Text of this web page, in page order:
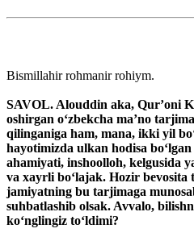
Bismillahir rohmanir rohiym.
SAVOL. Alouddin aka, Qur’oni
oshirgan o‘zbekcha ma’no
qilinganiga ham, mana, ikki yil
hayotimizda ulkan hodisa
ahamiyati, inshoolloh, kelgusida
va xayrli bo‘lajak. Hozir bevosita
jamiyatning bu tarjimaga
suhbatlashib olsak. Avvalo,
ko‘nglingiz to‘ldimi?